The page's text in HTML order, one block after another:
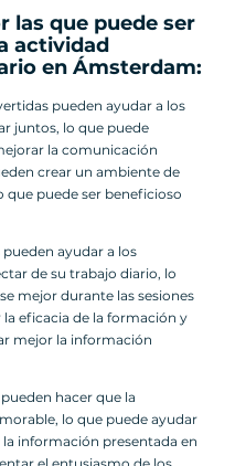
las que puede ser
actividad
en Ámsterdam:
pueden ayudar a los
juntos, lo que puede
la comunicación
crear un ambiente de
que puede ser beneficioso
ayudar a los
de su trabajo diario, lo
mejor durante las sesiones
eficacia de la formación y
mejor la información
hacer que la
lo que puede ayudar
información presentada en